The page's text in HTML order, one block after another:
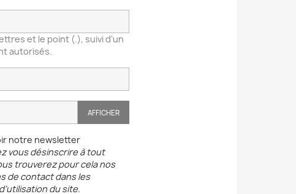
et le point (.), suivi d'un
autorisés.
AFFICHER
notre newsletter
vous désinscrire à tout
trouverez pour cela nos
de contact dans les
du site.